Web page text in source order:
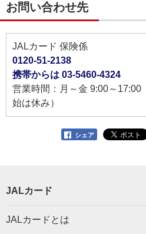
お問い合わせ先
JALカード 保険係
0120-51-2138
携帯からは 03-5460-4324
営業時間：月～金 9:00～17:00
始は休み）
シェア
JALカード
JALカードとは